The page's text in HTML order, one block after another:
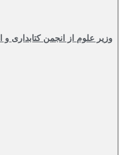
وزیر علوم از انجمن کتابداری و